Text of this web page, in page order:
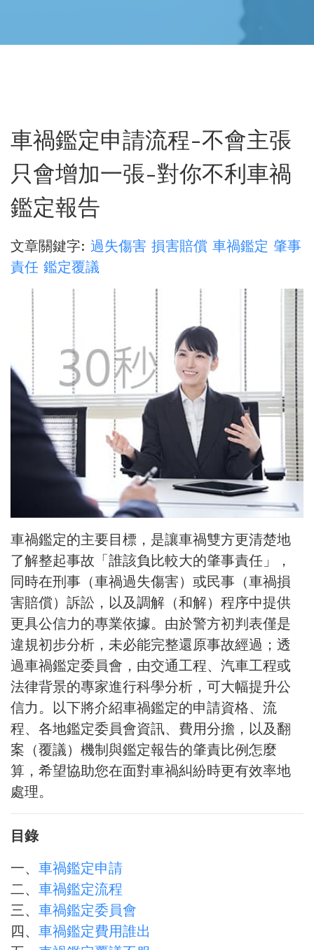
車禍鑑定申請流程-不會主張
只會增加一張-對你不利車禍
鑑定報告
文章關鍵字: 過失傷害 損害賠償 車禍鑑定 肇事
責任 鑑定覆議
車禍鑑定的主要目標，是讓車禍雙方更清楚地
了解整起事故「誰該負比較大的肇事責任」，
同時在刑事（車禍過失傷害）或民事（車禍損
害賠償）訴訟，以及調解（和解）程序中提供
更具公信力的專業依據。由於警方初判表僅是
違規初步分析，未必能完整還原事故經過；透
過車禍鑑定委員會，由交通工程、汽車工程或
法律背景的專家進行科學分析，可大幅提升公
信力。以下將介紹車禍鑑定的申請資格、流
程、各地鑑定委員會資訊、費用分擔，以及翻
案（覆議）機制與鑑定報告的肇責比例怎麼
算，希望協助您在面對車禍糾紛時更有效率地
處理。
目錄
一、 車禍鑑定申請
二、 車禍鑑定流程
三、 車禍鑑定委員會
四、 車禍鑑定費用誰出